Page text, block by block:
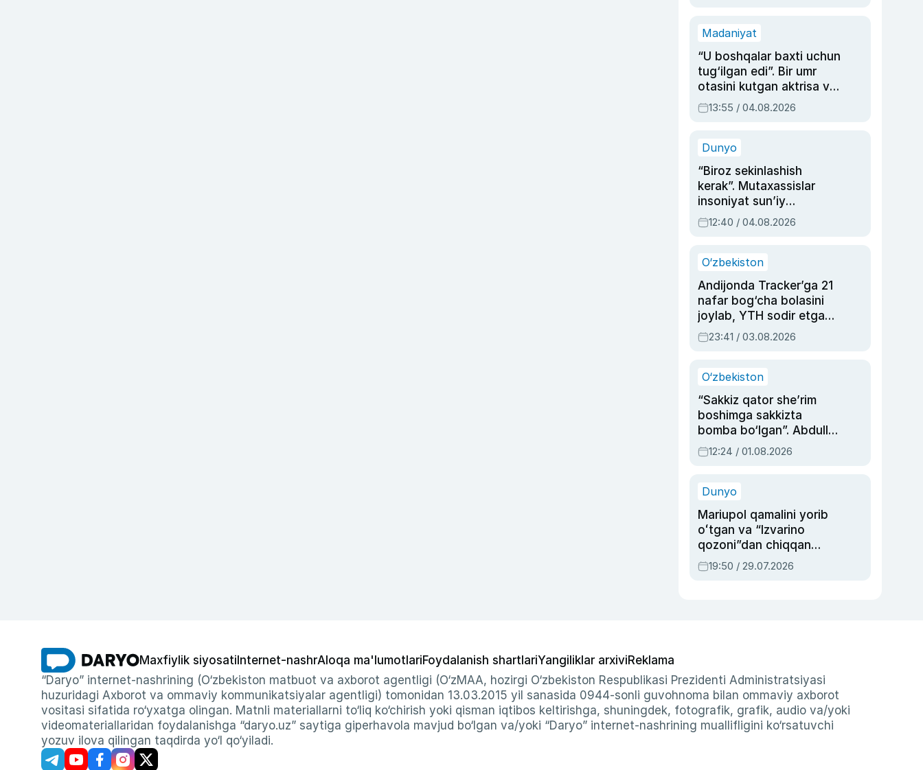
Madaniyat
“U boshqalar baxti uchun
tug‘ilgan edi”. Bir umr
otasini kutgan aktrisa va
dublyaj ustasi Rimma
Ahmedovaning
13:55 / 04.08.2026
Dunyo
“Biroz sekinlashish
kerak”. Mutaxassislar
insoniyat sun’iy
intellektni boshqara
olmay qolishidan xavotir
12:40 / 04.08.2026
O‘zbekiston
Andijonda Tracker’ga 21
nafar bog‘cha bolasini
joylab, YTH sodir etgan
ayolga sud hukmi o‘qildi
23:41 / 03.08.2026
O‘zbekiston
“Sakkiz qator she’rim
boshimga sakkizta
bomba bo‘lgan”. Abdulla
Oripovni siyosiy
ayblovlardan asrab
12:24 / 01.08.2026
Dunyo
Mariupol qamalini yorib
oʻtgan va “Izvarino
qozoni”dan chiqqan
qahramon — Ukraina
armiyasi bosh
19:50 / 29.07.2026
Maxfiylik siyosati Internet-nashrAloqa ma'lumotlariFoydalanish shartlariYangiliklar arxiviReklama
“Daryo” internet-nashrining (O‘zbekiston matbuot va axborot agentligi (O‘zMAA, hozirgi O‘zbekiston Respublikasi Prezidenti Administratsiyasi
huzuridagi Axborot va ommaviy kommunikatsiyalar agentligi) tomonidan 13.03.2015 yil sanasida 0944-sonli guvohnoma bilan ommaviy axborot
vositasi sifatida ro‘yxatga olingan. Matnli materiallarni to‘liq ko‘chirish yoki qisman iqtibos keltirishga, shuningdek, fotografik, grafik, audio va/yoki
videomateriallaridan foydalanishga “daryo.uz” saytiga giperhavola mavjud bo‘lgan va/yoki “Daryo” internet-nashrining muallifligini ko‘rsatuvchi
yozuv ilova qilingan taqdirda yo‘l qo‘yiladi.